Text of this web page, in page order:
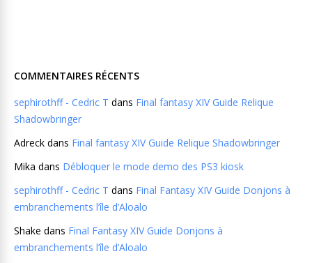
COMMENTAIRES RÉCENTS
sephirothff - Cedric T dans Final fantasy XIV Guide Relique
Shadowbringer
Adreck dans Final fantasy XIV Guide Relique Shadowbringer
Mika dans Débloquer le mode demo des PS3 kiosk
sephirothff - Cedric T dans Final Fantasy XIV Guide Donjons à
embranchements l’île d’Aloalo
Shake dans Final Fantasy XIV Guide Donjons à
embranchements l’île d’Aloalo